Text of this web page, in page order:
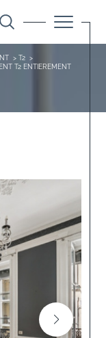
T2
T2 ENTIEREMENT